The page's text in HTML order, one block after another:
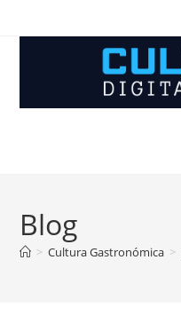
Blog
> Cultura Gastronómica >